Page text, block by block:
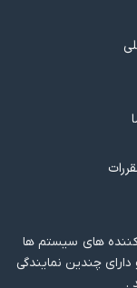
کننده های سیستم ها
چندین نمایندگی
.